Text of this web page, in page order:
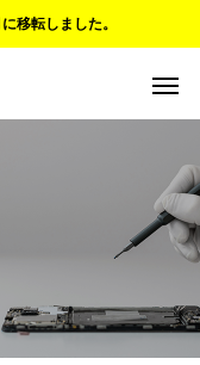
移転しました。